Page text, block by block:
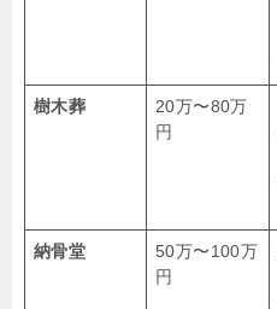
樹木葬
20万〜80万
円
納骨堂
50万〜100万
円